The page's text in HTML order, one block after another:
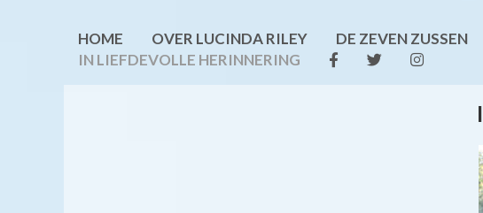
HOME OVER LUCINDA RILEY DE ZEVEN ZUSSEN
IN LIEFDEVOLLE HERINNERING